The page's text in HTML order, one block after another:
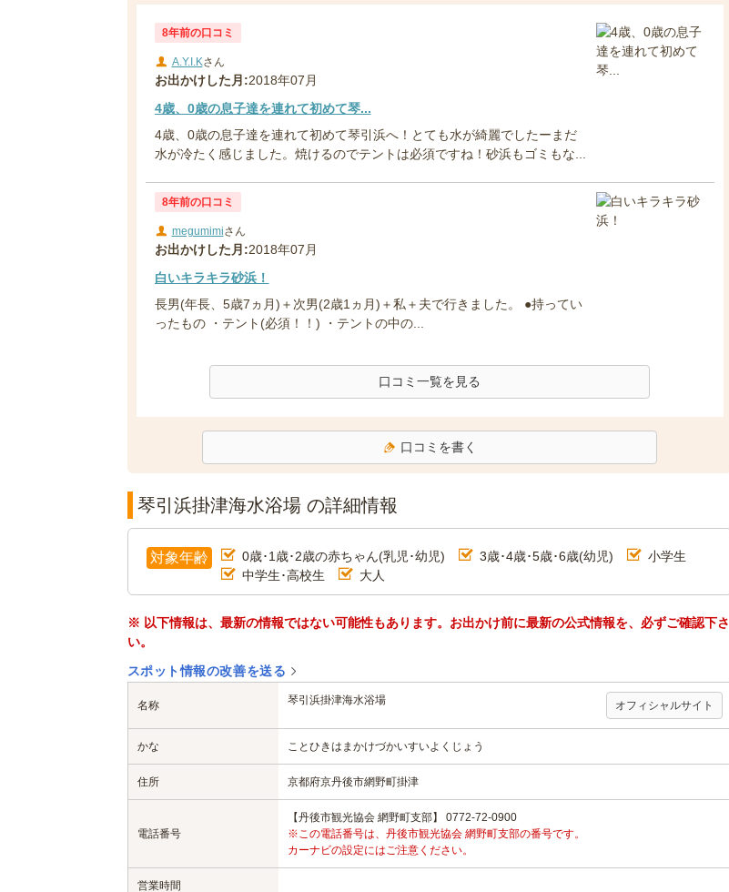
8年前の口コミ
A.Y.I.Kさん
お出かけした月:2018年07月
4歳、0歳の息子達を連れて初めて琴...
4歳、0歳の息子達を連れて初めて琴引浜へ！とても水が綺麗でしたーまだ
水が冷たく感じました。焼けるのでテントは必須ですね！砂浜もゴミもな...
8年前の口コミ
megumimiさん
お出かけした月:2018年07月
白いキラキラ砂浜！
長男(年長、5歳7ヵ月)＋次男(2歳1ヵ月)＋私＋夫で行きました。 ●持ってい
ったもの ・テント(必須！！) ・テントの中の...
口コミ一覧を見る
口コミを書く
琴引浜掛津海水浴場 の詳細情報
対象年齢 0歳･1歳･2歳の赤ちゃん(乳児･幼児) 3歳･4歳･5歳･6歳(幼児)
小学生
中学生･高校生
大人
※ 以下情報は、最新の情報ではない可能性もあります。お出かけ前に最新の公式情報を、必ずご確認下さ
い。
スポット情報の改善を送る
名称 琴引浜掛津海水浴場 オフィシャルサイト
かな ことひきはまかけづかいすいよくじょう
住所 京都府京丹後市網野町掛津
電話番号
【丹後市観光協会 網野町支部】 0772-72-0900
※この電話番号は、丹後市観光協会 網野町支部の番号です。
カーナビの設定にはご注意ください。
営業時間